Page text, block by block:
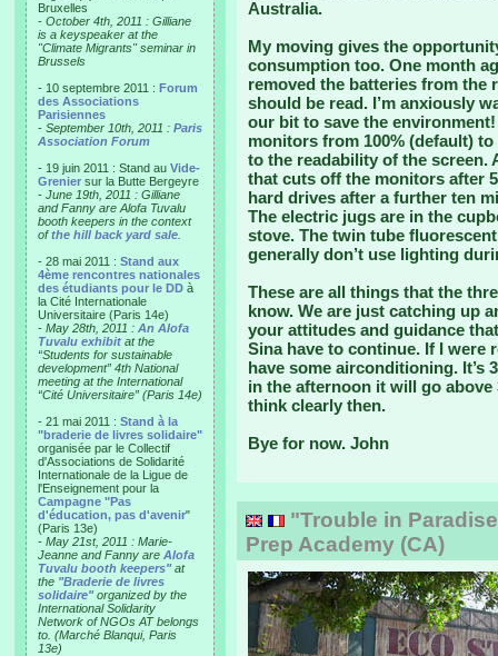
Bruxelles
- October 4th, 2011 : Gilliane
is a keyspeaker at the
"Climate Migrants" seminar in
Brussels
- 10 septembre 2011 : Forum
des Associations
Parisiennes
- September 10th, 2011 : Paris
Association Forum
- 19 juin 2011 : Stand au Vide-
Grenier sur la Butte Bergeyre
- June 19th, 2011 : Gilliane
and Fanny are Alofa Tuvalu
booth keepers in the context
ofthe hill back yard sale
- 28 mai 2011 : Stand aux
4ème rencontres nationales
des étudiants pour le DD à
la Cité Internationale
Universitaire (Paris 14e)
- May 28th, 2011 : An Alofa
Tuvalu exhibit at the
“Students for sustainable
development” 4th National
meeting at the International
“Cité Universitaire” (Paris 14e)
- 21 mai 2011 : Stand à la
"braderie de livres solidaire"
organisée par le Collectif
d'Associations de Solidarité
Internationale de la Ligue de
l'Enseignement pour la
Campagne "Pas
d'éducation, pas d'avenir"
(Paris 13e)
- May 21st, 2011 : Marie-
Jeanne and Fanny are Alofa
Tuvalu booth keepers"at
the "Braderie de livres
solidaire"organized by the
International Solidarity
Network of NGOs AT belongs
to. (Marché Blanqui, Paris
13e)
Australia.
My moving gives the
consumption too. One month
removed the batteries from the
should be read. I’m anxiously
our bit to save the
monitors from 100% (default)
to the readability of the screen.
that cuts off the monitors after
hard drives after a further ten
The electric jugs are in the
stove. The twin tube
generally don’t use lighting
These are all things that the
know. We are just catching up
your attitudes and guidance
Sina have to continue. If I were
have some airconditioning.
in the afternoon it will go above
think clearly then.
Bye for now. John
"Trouble in
Prep Academy (CA)